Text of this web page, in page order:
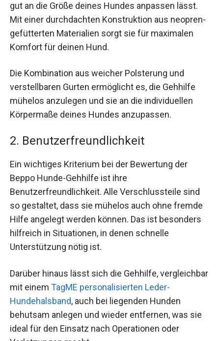
gut an die Größe deines Hundes anpassen lässt.
Mit einer durchdachten Konstruktion aus neopren-
gefütterten Materialien sorgt sie für maximalen
Komfort für deinen Hund.
Die Kombination aus weicher Polsterung und
verstellbaren Gurten ermöglicht es, die Gehhilfe
mühelos anzulegen und sie an die individuellen
Körpermaße deines Hundes anzupassen.
2. Benutzerfreundlichkeit
Ein wichtiges Kriterium bei der Bewertung der
Beppo Hunde-Gehhilfe ist ihre
Benutzerfreundlichkeit. Alle Verschlussteile sind
so gestaltet, dass sie mühelos auch ohne fremde
Hilfe angelegt werden können. Das ist besonders
hilfreich in Situationen, in denen schnelle
Unterstützung nötig ist.
Darüber hinaus lässt sich die Gehhilfe, vergleichbar
mit einem TagME personalisierten Leder-
Hundehalsband, auch bei liegenden Hunden
behutsam anlegen und wieder entfernen, was sie
ideal für den Einsatz nach Operationen oder